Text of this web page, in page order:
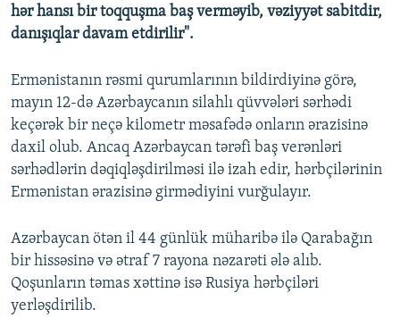
hər hansı bir toqquşma baş verməyib, vəziyyət sabitdir,
danışıqlar davam etdirilir".
Ermənistanın rəsmi qurumlarının bildirdiyinə görə,
mayın 12-də Azərbaycanın silahlı qüvvələri sərhədi
keçərək bir neçə kilometr məsafədə onların ərazisinə
daxil olub. Ancaq Azərbaycan tərəfi baş verənləri
sərhədlərin dəqiqləşdirilməsi ilə izah edir, hərbçilərinin
Ermənistan ərazisinə girmədiyini vurğulayır.
Azərbaycan ötən il 44 günlük müharibə ilə Qarabağın
bir hissəsinə və ətraf 7 rayona nəzarəti ələ alıb.
Qoşunların təmas xəttinə isə Rusiya hərbçiləri
yerləşdirilib.